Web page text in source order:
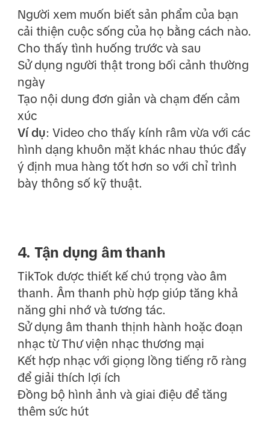
Người xem muốn biết sản phẩm của bạn
cải thiện cuộc sống của họ bằng cách nào.
Cho thấy tình huống trước và sau
Sử dụng người thật trong bối cảnh thường
ngày
Tạo nội dung đơn giản và chạm đến cảm
xúc
Ví dụ: Video cho thấy kính râm vừa với các
hình dạng khuôn mặt khác nhau thúc đẩy
ý định mua hàng tốt hơn so với chỉ trình
bày thông số kỹ thuật.
4. Tận dụng âm thanh
TikTok được thiết kế chú trọng vào âm
thanh. Âm thanh phù hợp giúp tăng khả
năng ghi nhớ và tương tác.
Sử dụng âm thanh thịnh hành hoặc đoạn
nhạc từ Thư viện nhạc thương mại
Kết hợp nhạc với giọng lồng tiếng rõ ràng
để giải thích lợi ích
Đồng bộ hình ảnh và giai điệu để tăng
thêm sức hút